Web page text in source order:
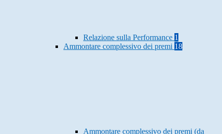
Relazione sulla Performance 1
Ammontare complessivo dei premi 18
Ammontare complessivo dei premi (da